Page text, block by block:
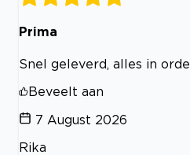
Prima
Snel geleverd, alles in orde
Beveelt aan
7 August 2026
Rika